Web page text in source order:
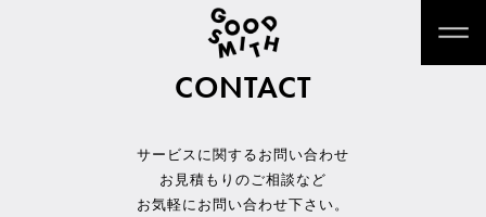
CONTACT
サービスに関するお問い合わせ
お見積もりのご相談など
お気軽にお問い合わせ下さい。